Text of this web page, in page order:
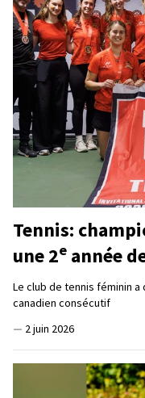
Tennis:
une 2e année
Le club de tennis féminin
canadien consécutif
— 2 juin 2026